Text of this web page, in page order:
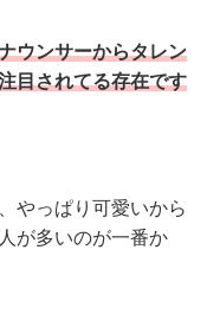
ウンサーからタレン
目されてる存在です
やっぱり可愛いから
が多いのが一番か